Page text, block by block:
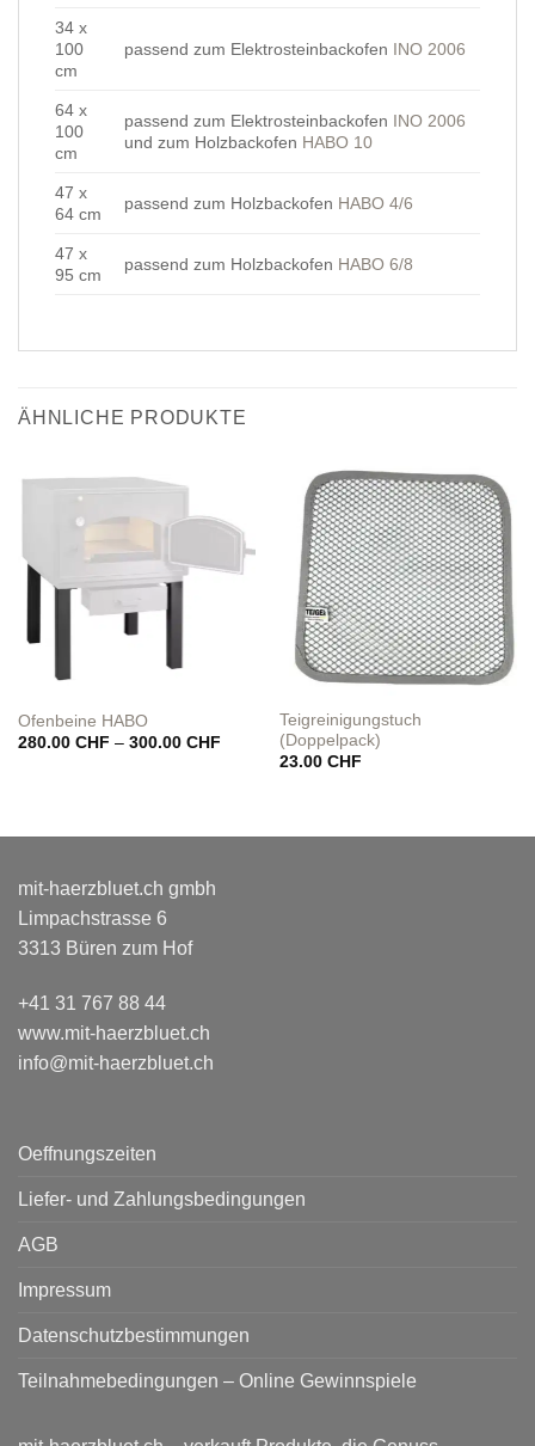
34 x
100
cm
passend zum Elektrosteinbackofen INO 2006
64 x
100
cm
passend zum Elektrosteinbackofen INO 2006
und zum Holzbackofen HABO 10
47 x
64 cm
passend zum Holzbackofen HABO 4/6
47 x
95 cm
passend zum Holzbackofen HABO 6/8
ÄHNLICHE PRODUKTE
Ofenbeine HABO
280.00 CHF – 300.00 CHFPreisspanne:
280.00 CHF
Teigreinigungstuch
(Doppelpack)
23.00 CHF
mit-haerzbluet.ch gmbh
Limpachstrasse 6
3313 Büren zum Hof
+41 31 767 88 44
www.mit-haerzbluet.ch
info@mit-haerzbluet.ch
Oeffnungszeiten
Liefer- und Zahlungsbedingungen
AGB
Impressum
Datenschutzbestimmungen
Teilnahmebedingungen – Online Gewinnspiele